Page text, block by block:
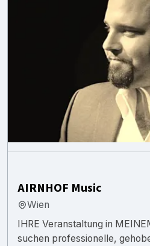
AIRNHOF Music
Wien
IHRE Veranstaltung in
suchen professionelle,